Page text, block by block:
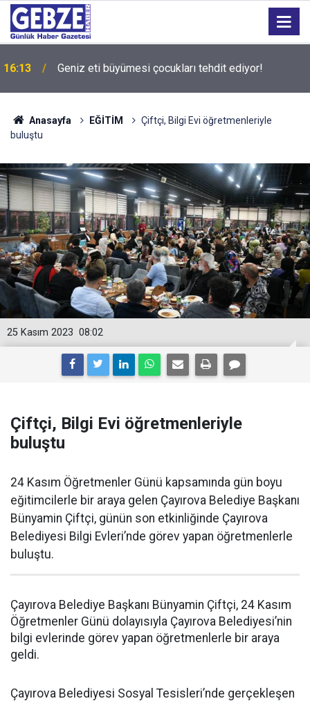
16:13 Geniz eti büyümesi çocukları tehdit ediyor!
15:27 Bilişim 500 Araştırması’nın sonuçları açıklandı
Anasayfa EĞİTİM
Çiftçi, Bilgi Evi öğretmenleriyle
buluştu
08:02
25 Kasım 2023
Çiftçi, Bilgi Evi öğretmenleriyle
buluştu
24 Kasım Öğretmenler Günü kapsamında gün boyu
eğitimcilerle bir araya gelen Çayırova Belediye Başkanı
Bünyamin Çiftçi, günün son etkinliğinde Çayırova
Belediyesi Bilgi Evleri’nde görev yapan öğretmenlerle
buluştu.
Çayırova Belediye Başkanı Bünyamin Çiftçi, 24 Kasım
Öğretmenler Günü dolayısıyla Çayırova Belediyesi’nin
bilgi evlerinde görev yapan öğretmenlerle bir araya
geldi.
Çayırova Belediyesi Sosyal Tesisleri’nde gerçekleşen